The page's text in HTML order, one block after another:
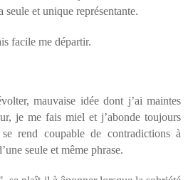
et unique représentante.
facile me départir.
mauvaise idée dont j’ai maintes
je me fais miel et j’abonde toujours
rend coupable de contradictions à
seule et même phrase.